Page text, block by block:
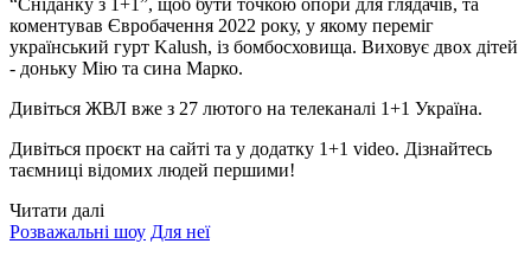
коментував Євробачення 2022 року, у якому переміг
український гурт Kalush, із бомбосховища. Виховує двох дітей
- доньку Мію та сина Марко.
Дивіться ЖВЛ вже з 27 лютого на телеканалі 1+1 Україна.
Дивіться проєкт на сайті та у додатку 1+1 video. Дізнайтесь
таємниці відомих людей першими!
Читати далі
Розважальні шоу Для неї